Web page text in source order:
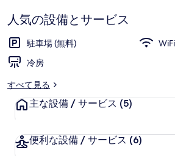
真
ギ
ャ
ラ
で
す
人気の設備とサービス
駐車場 (無料)
冷房
すべて見る
主な設備 / サービス (5)
便利な設備 / サービス (6)